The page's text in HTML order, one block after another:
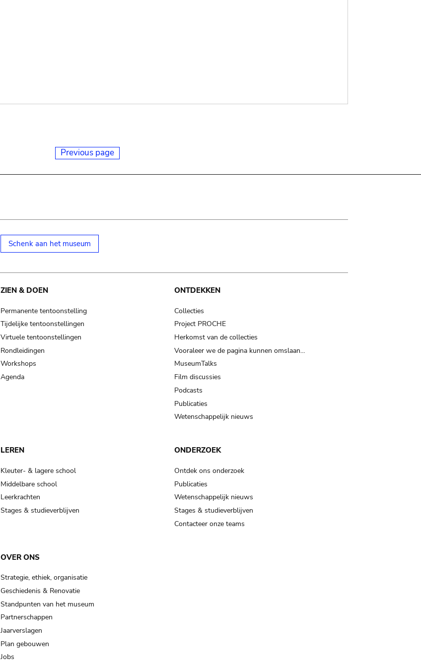
Previous page
Schenk aan het museum
ZIEN & DOEN
Permanente tentoonstelling
Tijdelijke tentoonstellingen
Virtuele tentoonstellingen
Rondleidingen
Workshops
Agenda
ONTDEKKEN
Collecties
Project PROCHE
Herkomst van de collecties
Vooraleer we de pagina kunnen omslaan…
MuseumTalks
Film discussies
Podcasts
Publicaties
Wetenschappelijk nieuws
LEREN
Kleuter- & lagere school
Middelbare school
Leerkrachten
Stages & studieverblijven
ONDERZOEK
Ontdek ons onderzoek
Publicaties
Wetenschappelijk nieuws
Stages & studieverblijven
Contacteer onze teams
OVER ONS
Strategie, ethiek, organisatie
Geschiedenis & Renovatie
Standpunten van het museum
Partnerschappen
Jaarverslagen
Plan gebouwen
Jobs